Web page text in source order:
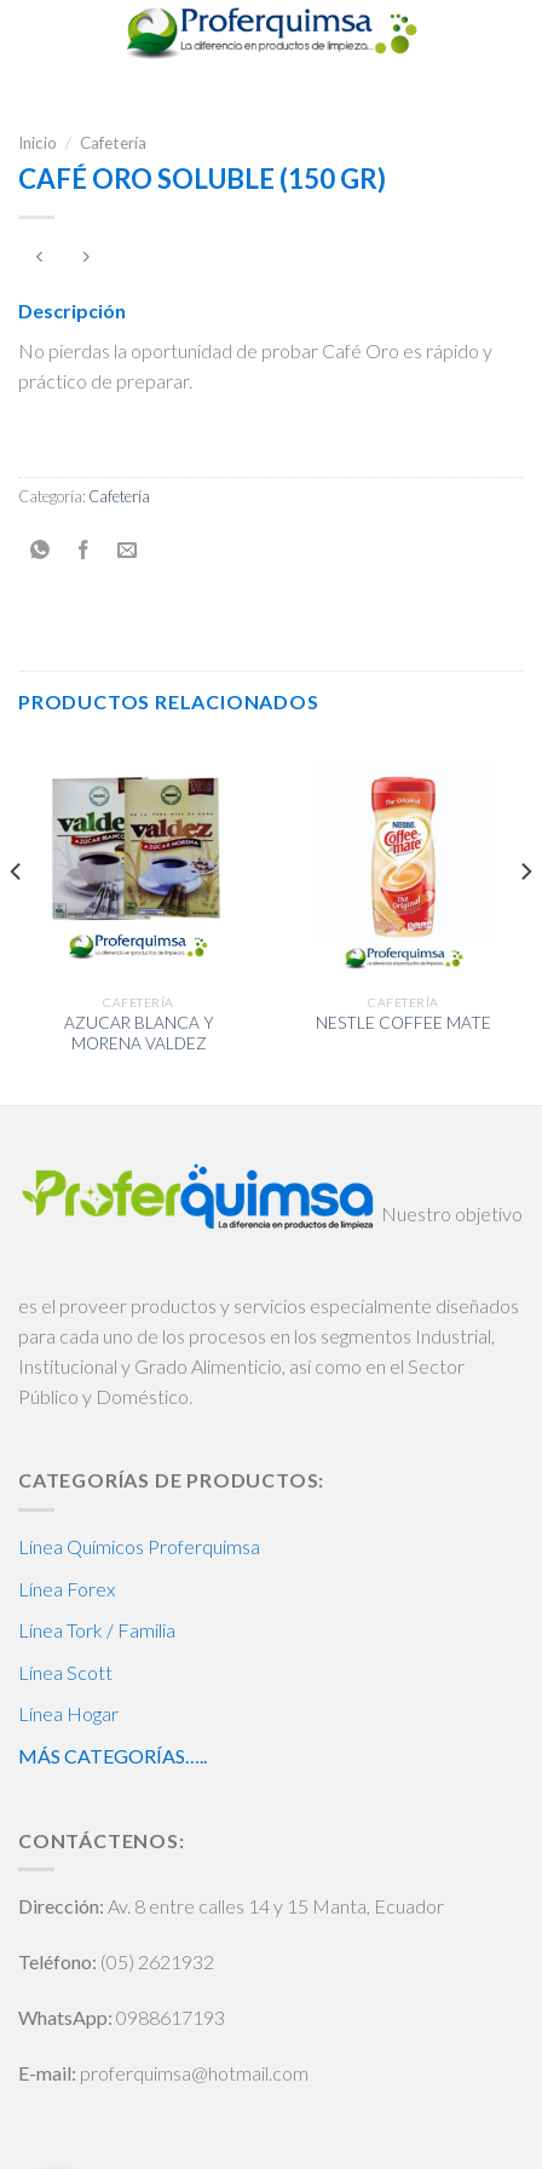
Inicio / Cafetería
CAFÉ ORO SOLUBLE (150 GR)
Descripción
No pierdas la oportunidad de probar Café Oro es rápido y
práctico de preparar.
Categoría: Cafetería
PRODUCTOS RELACIONADOS
CAFETERÍA
AZUCAR BLANCA Y
MORENA VALDEZ
CAFETERÍA
NESTLE COFFEE MATE
Nuestro objetivo
es el proveer productos y servicios especialmente diseñados
para cada uno de los procesos en los segmentos Industrial,
Institucional y Grado Alimenticio, así como en el Sector
Público y Doméstico.
CATEGORÍAS DE PRODUCTOS:
Línea Químicos Proferquimsa
Línea Forex
Línea Tork / Familia
Línea Scott
Línea Hogar
MÁS CATEGORÍAS…..
CONTÁCTENOS:
Dirección: Av. 8 entre calles 14 y 15 Manta, Ecuador
Teléfono: (05) 2621932
WhatsApp: 0988617193
E-mail: proferquimsa@hotmail.com